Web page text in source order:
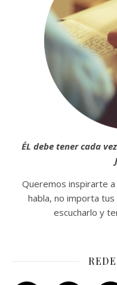
ÉL debe tener cada
Queremos inspirarte
habla, no importa
escucharlo y